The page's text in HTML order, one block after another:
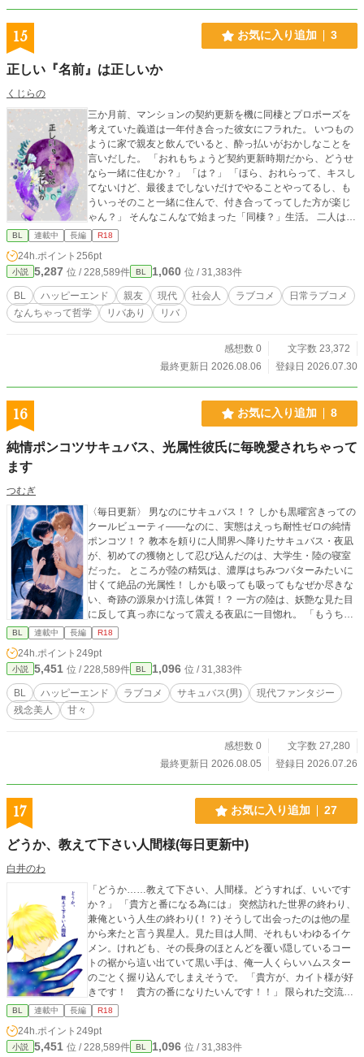
15 お気に入り追加 3
正しい『名前』は正しいか
くじらの
三か月前、マンションの契約更新を機に同棲とプロポーズを
考えていた義道は一年付き合った彼女にフラれた。 いつもの
ように家で親友と飲んでいると、酔っ払いがおかしなことを
言いだした。 「おれもちょうど契約更新時期だから、どうせ
なら一緒に住むか？」 「は？」 「ほら、おれらって、キスし
てないけど、最後までしないだけでやることやってるし、も
ういっそのこと一緒に住んで、付き合ってってした方が楽じ
ゃん？」 そんなこんなで始まった「同棲？」生活。 二人は今
更ながらに「恋愛」と「友愛」について考える。 考えなしの
自称直感派と 考えるけどめんどくさくなって途中で忘れる男
の 恋愛なんちゃって哲学同棲ラブコメ
BL 連載中 長編 R18
24h.ポイント 256pt
小説 5,287 位 / 228,589件 BL 1,060 位 / 31,383件
BL ハッピーエンド 親友 現代 社会人 ラブコメ
日常ラブコメ
なんちゃって哲学
リバあり リバ
感想数 0
文字数 23,372
最終更新日 2026.08.06
登録日 2026.07.30
16 お気に入り追加 8
純情ポンコツサキュバス、光属性彼氏に毎晩愛されちゃって
ます
つむぎ
〈毎日更新〉 男なのにサキュバス！？ しかも黒曜宮きっての
クールビューティ——なのに、実態はえっち耐性ゼロの純情
ポンコツ！？ 教本を頼りに人間界へ降りたサキュバス・夜凪
が、初めての獲物として忍び込んだのは、大学生・陸の寝室
だった。 ところが陸の精気は、濃厚はちみつバターみたいに
甘くて絶品の光属性！ しかも吸っても吸ってもなぜか尽きな
い、奇跡の源泉かけ流し体質！？ 一方の陸は、妖艶な見た目
に反して真っ赤になって震える夜凪に一目惚れ。 「もうちょ
っと吸ってく？」 「優しくするから」 と、ポンコツサキュバ
スを毎晩甘やかしまくる。 吸精の練習のはずが、気づけば夜
凪の胸に芽生えていたのは、獲物への食欲ではなく本気の恋
心で——？ さらに同族サキュバスの瑠夏と澪まで、陸の激甘
精気を狙って寝室へ乱入！ 「みんなでシェアすればよくな〜
い？」 「……僕も、味見したい……」 「陸さんは俺のなんだ
からぁぁぁ！！」 クールビューティ崩壊！ サキュバス三つ
ど甘くなる、光属性大学生×純情ポンコツサキュバスの、可愛
くてえっちでちょっぴり妖しい溺愛BLラブコメ！
BL 連載中 長編 R18
24h.ポイント 249pt
小説 5,451 位 / 228,589件 BL 1,096 位 / 31,383件
BL ハッピーエンド ラブコメ サキュバス(男)
現代ファンタジー
残念美人
甘々
感想数 0
文字数 27,280
最終更新日 2026.08.05
登録日 2026.07.26
17 お気に入り追加 27
どうか、教えて下さい人間様(毎日更新中)
白井のわ
「どうか……教えて下さい、人間様。どうすれば、いいです
か？」 「貴方と番になる為には」 突然訪れた世界の終わり、
兼俺という人生の終わり(！？) そうして出会ったのは他の星
から来たと言う異星人。見た目は人間、それもいわゆるイケ
メン。けれども、その長身のほとんどを覆い隠しているコー
トの裾から這い出ていて黒い手は、俺一人くらいハムスター
のごとく握り込んでしまえそうで。 「貴方が、カイト様が好
きです！ 貴方の番になりたいんです！！」 限られた交流期
間。向けられる真っ直ぐな想いについ応えたくなってしまう
のは、その瞳に魅入られてしまっているから？ 彼の熱意が
新鮮だからか？ 「っ……じゃ、じゃあ……少し、試してみる
か……？」 「その……それっぽいこと……？ ……お前とし
BL 連載中 長編 R18
24h.ポイント 249pt
小説 5,451 位 / 228,589件 BL 1,096 位 / 31,383件